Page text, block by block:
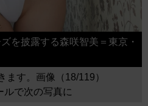
を披露する森咲智美＝東京・
ます。画像（18/119）
ルで次の写真に